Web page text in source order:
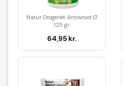
Natur Drogeriet Arrowroot Ø
125 gr.
64,95 kr.